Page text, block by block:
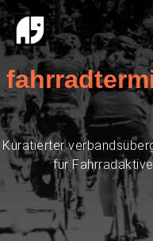
Kuratierter
für